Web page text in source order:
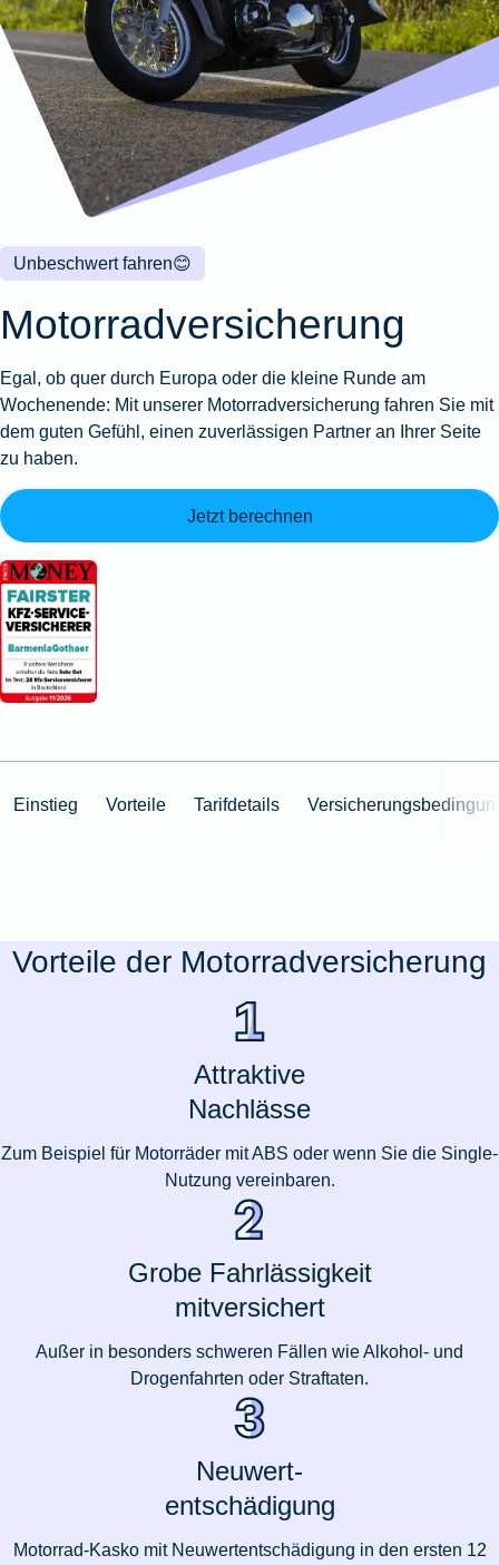
Wohnungsschutzbrief
Zur
Produktübersicht
Gewässerschadenhaftpflicht
Zur
Produktübersicht
Zur
Produktübersicht
Reisehaftpflichtversicherung
Reiserücktrittsversicherung
Zur
Produktübersicht
Zur
Produktübersicht
Zur
Produktübersicht
Zur
Produktübersicht
Montageversicherung
Zur
Produktübersicht
Gruppenunfall für
Betriebe
Gruppenunfall für
Vereine
Produktübersicht
Kunstversicherung
Ausstellungsversicherung
Valorenversicherung
Oldtimersammlungsversicherung
Zur
😊
Unbeschwert fahren
Motorradversicherung
Egal, ob quer durch Europa oder die kleine Runde am
Wochenende: Mit unserer Motorradversicherung fahren Sie mit
dem guten Gefühl, einen zuverlässigen Partner an Ihrer Seite
zu haben.
Jetzt berechnen
Einstieg Vorteile Tarifdetails
Vorteile der Motorradversicherung
Attraktive
Nachlässe
Zum Beispiel für Motorräder mit ABS oder wenn Sie die Single-
Nutzung vereinbaren.
Grobe Fahrlässigkeit
mitversichert
Außer in besonders schweren Fällen wie Alkohol- und
Drogenfahrten oder Straftaten.
Neuwert-
entschädigung
Motorrad-Kasko mit Neuwertentschädigung in den ersten 12